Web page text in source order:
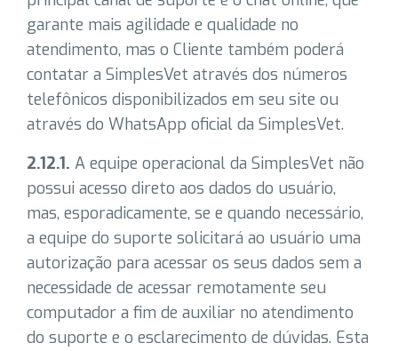
garante mais agilidade e qualidade no
atendimento, mas o Cliente também poderá
contatar a SimplesVet através dos números
telefônicos disponibilizados em seu site ou
através do WhatsApp oficial da SimplesVet.
2.12.1. A equipe operacional da SimplesVet não
possui acesso direto aos dados do usuário,
mas, esporadicamente, se e quando necessário,
a equipe do suporte solicitará ao usuário uma
autorização para acessar os seus dados sem a
necessidade de acessar remotamente seu
computador a fim de auxiliar no atendimento
do suporte e o esclarecimento de dúvidas. Esta